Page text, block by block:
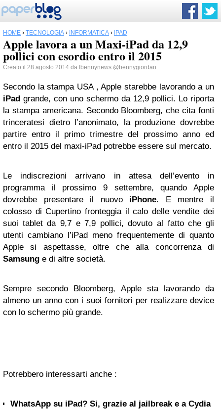
HOME › TECNOLOGIA › INFORMATICA › IPAD
Apple lavora a un Maxi-iPad da 12,9
pollici con esordio entro il 2015
Creato il 28 agosto 2014 da Ibennynews @bennygiordan
Secondo la stampa USA , Apple starebbe lavorando a un
iPad grande, con uno schermo da 12,9 pollici. Lo riporta
la stampa americana. Secondo Bloomberg, che cita fonti
trinceratesi dietro l’anonimato, la produzione dovrebbe
partire entro il primo trimestre del prossimo anno ed
entro il 2015 del maxi-iPad potrebbe essere sul mercato.
Le indiscrezioni arrivano in attesa dell’evento in
programma il prossimo 9 settembre, quando Apple
dovrebbe presentare il nuovo iPhone. E mentre il
colosso di Cupertino fronteggia il calo delle vendite dei
suoi tablet da 9,7 e 7,9 pollici, dovuto al fatto che gli
utenti cambiano l’iPad meno frequentemente di quanto
Apple si aspettasse, oltre che alla concorrenza di
Samsung e di altre società.
Sempre secondo Bloomberg, Apple sta lavorando da
almeno un anno con i suoi fornitori per realizzare device
con lo schermo più grande.
Potrebbero interessarti anche :
WhatsApp su iPad? Si, grazie al jailbreak e a Cydia